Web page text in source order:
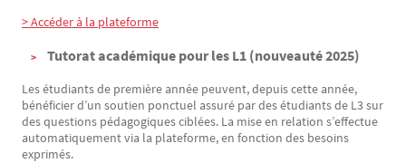
> Accéder à la plateforme
Tutorat académique pour les L1 (nouveauté 2025)
Les étudiants de première année peuvent, depuis cette année,
bénéficier d’un soutien ponctuel assuré par des étudiants de L3 sur
des questions pédagogiques ciblées. La mise en relation s’effectue
automatiquement via la plateforme, en fonction des besoins
exprimés.